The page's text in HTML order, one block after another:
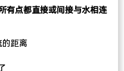
有点都直接或间接与水相连
的距离